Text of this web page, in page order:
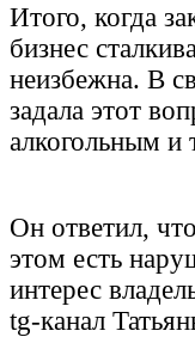
Итого, когда
бизнес
неизбежна. В
задала этот
алкогольным
Он ответил,
этом есть
интерес
tg-канал